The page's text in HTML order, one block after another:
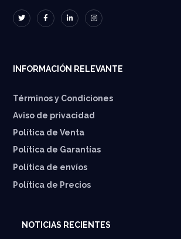
INFORMACIÓN RELEVANTE
Términos y Condiciones
Aviso de privacidad
Política de Venta
Política de Garantías
⁠Política de envíos
Política de Precios
NOTICIAS RECIENTES